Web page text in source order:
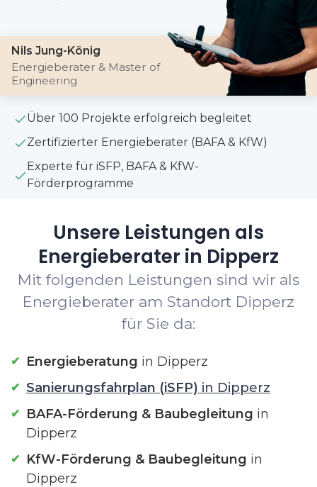
Nils Jung-König
Energieberater & Master of
Engineering
Über 100 Projekte erfolgreich begleitet
Zertifizierter Energieberater (BAFA & KfW)
Experte für iSFP, BAFA & KfW-
Förderprogramme
Unsere Leistungen als
Energieberater in Dipperz
Mit folgenden Leistungen sind wir als
Energieberater am Standort Dipperz
für Sie da:
Energieberatung in Dipperz
Sanierungsfahrplan (iSFP) in Dipperz
BAFA-Förderung & Baubegleitung in
Dipperz
KfW-Förderung & Baubegleitung in
Dipperz